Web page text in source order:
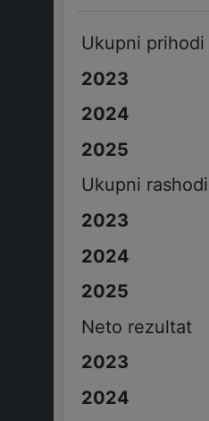
Ukupni prihodi
Ukupni rashodi
Neto rezultat